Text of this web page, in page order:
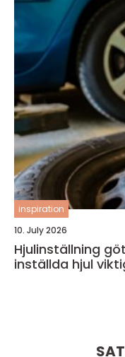
inspiration
10. July 2026
Hjulinställning göteborg
inställda hjul